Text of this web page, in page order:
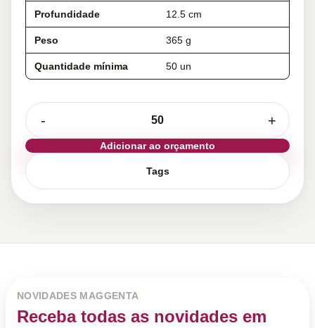
Profundidade 12.5 cm
Peso 365 g
Quantidade mínima 50 un
- +
Adicionar ao orçamento
Tags
NOVIDADES MAGGENTA
Receba todas as novidades em